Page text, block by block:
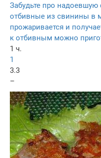
Забудьте про надоевшую
отбивные из свинины в
прожаривается и
к отбивным можно
1 ч.
1
3.3
–